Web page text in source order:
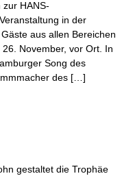
HANS-
in der
aus allen Bereichen
November, vor Ort. In
Song des
des […]